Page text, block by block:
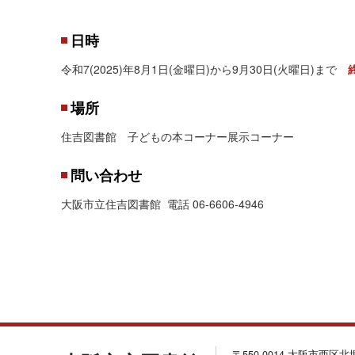
日時
令和7(2025)年8月1日(金曜日)から9月30日(火曜日)まで
場所
住吉図書館 子どもの本コーナー展示コーナー
問い合わせ
大阪市立住吉図書館 電話 06-6606-4946